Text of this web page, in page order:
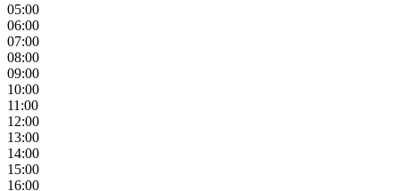
05:00
06:00
07:00
08:00
09:00
10:00
11:00
12:00
13:00
14:00
15:00
16:00